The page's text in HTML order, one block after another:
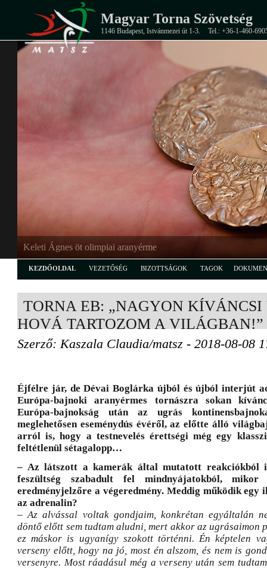
Magyar Torna Szövetség
1146 Budapest, Istvánmezei út 1-3. Tel.: +36-1-460-
Keleti Ágnes öt olimpiai aranyérme
KEZDŐOLDAL VEZETŐSÉG BIZOTTSÁGOK TAGOK
TORNA EB: „NAGYON
HOVÁ TARTOZOM A VILÁGBAN!”
Szerző: Kaszala Claudia/matsz - 2018-08-08
Éjfélre jár, de Dévai Boglárka újból és újból interjút
Európa-bajnoki aranyérmes tornászra sokan
Európa-bajnokság után az ugrás
meglehetősen eseménydús évéről, az előtte álló
arról is, hogy a testnevelés érettségi még egy
feltétlenül sétagalopp…
– Az látszott a kamerák által mutatott reakciókból
feszültség szabadult fel mindnyájatokból,
eredményjelzőre a végeredmény. Meddig működik egy
az adrenalin?
– Az alvással voltak gondjaim, konkrétan egyáltalán
döntő előtt sem tudtam aludni, mert akkor az ugrásaimon
ez máskor is ugyanígy szokott történni. Én képtelen
verseny előtt, hogy na jó, most én alszom, és nem is
versenyre. Most ráadásul még a verseny után sem